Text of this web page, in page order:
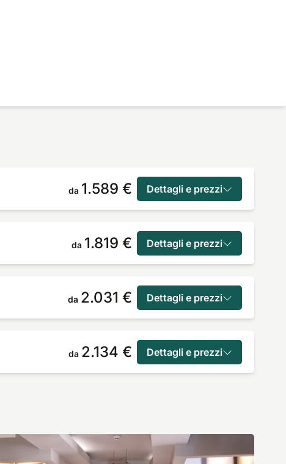
da 1.589 € Dettagli e prezzi
da 1.819 € Dettagli e prezzi
da 2.031 € Dettagli e prezzi
da 2.134 € Dettagli e prezzi